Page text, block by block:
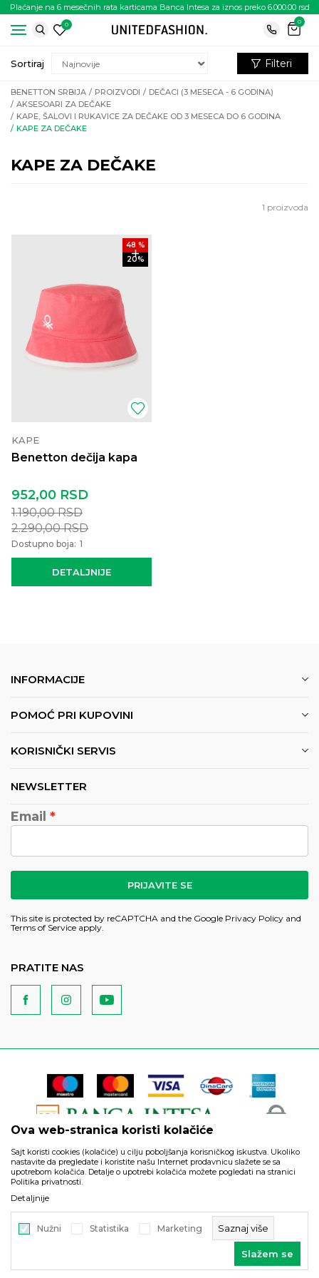
Plaćanje na 6 mesečnih rata karticama Banca Intesa za iznos preko 6.000.00 rsd
0
0
BENETTON SRBIJA PROIZVODI
DEČACI (3 MESECA - 6 GODINA)
AKSESOARI ZA DEČAKE
KAPE, ŠALOVI I RUKAVICE ZA DEČAKE OD 3 MESECA DO 6 GODINA
KAPE ZA DEČAKE
KAPE ZA DEČAKE
Sortiraj Filteri
1 proizvoda
48 %
20%
KAPE
Benetton dečija kapa
DETALJNIJE
952,00 RSD
1.190,00RSD
2.290,00RSD
Dostupno boja: 1
INFORMACIJE
POMOĆ PRI KUPOVINI
KORISNIČKI SERVIS
NEWSLETTER
Email
PRIJAVITE SE
This site is protected by reCAPTCHA and the Google Privacy Policy and
Terms of Service apply.
PRATITE NAS
artikli prikazani na sajtu su deo naše ponude i ne podrazumeva
da su dostupni u svakom trenutku.
, IzradaNB SOFT. Sva prava
Ova web-stranica koristi kolačiće
Sajt koristi cookies (kolačiće) u cilju poboljšanja korisničkog iskustva. Ukoliko
nastavite da pregledate i koristite našu Internet prodavnicu slažete se sa
upotrebom kolačića. Detalje o upotrebi kolačića možete pogledati na stranici
Politika privatnosti.
Detaljnije
Nužni Statistika Marketing Saznaj više
Slažem se